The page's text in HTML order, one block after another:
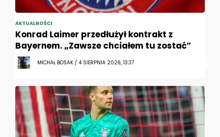
AKTUALNOŚCI
Konrad Laimer przedłużył kontrakt z
Bayernem. „Zawsze chciałem tu zostać”
MICHAŁ BOSAK / 4 SIERPNIA 2026, 13:37